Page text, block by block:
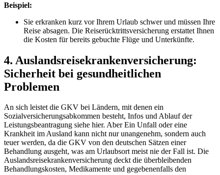
Beispiel:
Sie erkranken kurz vor Ihrem Urlaub schwer und müssen Ihre
Reise absagen. Die Reiserücktrittsversicherung erstattet Ihnen
die Kosten für bereits gebuchte Flüge und Unterkünfte.
4. Auslandsreisekrankenversicherung:
Sicherheit bei gesundheitlichen
Problemen
An sich leistet die GKV bei Ländern, mit denen ein
Sozialversicherungsabkommen besteht, Infos und Ablauf der
Leistungsbeantragung siehe hier. Aber Ein Unfall oder eine
Krankheit im Ausland kann nicht nur unangenehm, sondern auch
teuer werden, da die GKV von den deutschen Sätzen einer
Behandlung ausgeht, was am Urlaubsort meist nie der Fall ist. Die
Auslandsreisekrankenversicherung deckt die überbleibenden
Behandlungskosten, Medikamente und gegebenenfalls den